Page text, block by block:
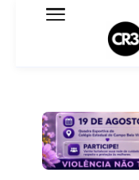
Expediente
Termo de Uso
Sobre o blog